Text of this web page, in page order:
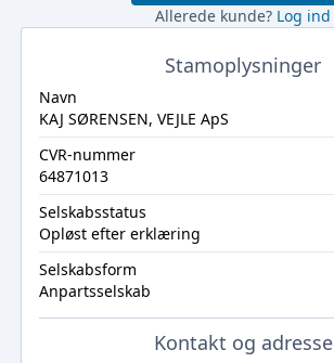
Allerede kunde? Log ind
Stamoplysninger
Navn
KAJ SØRENSEN, VEJLE ApS
CVR-nummer
64871013
Selskabsstatus
Opløst efter erklæring
Selskabsform
Anpartsselskab
Kontakt og adresse